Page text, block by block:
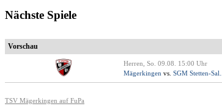
Nächste Spiele
Vorschau
Herren, So. 09.08. 15:00 Uhr
Mägerkingen vs. SGM Stetten-Sal...
TSV Mägerkingen auf FuPa